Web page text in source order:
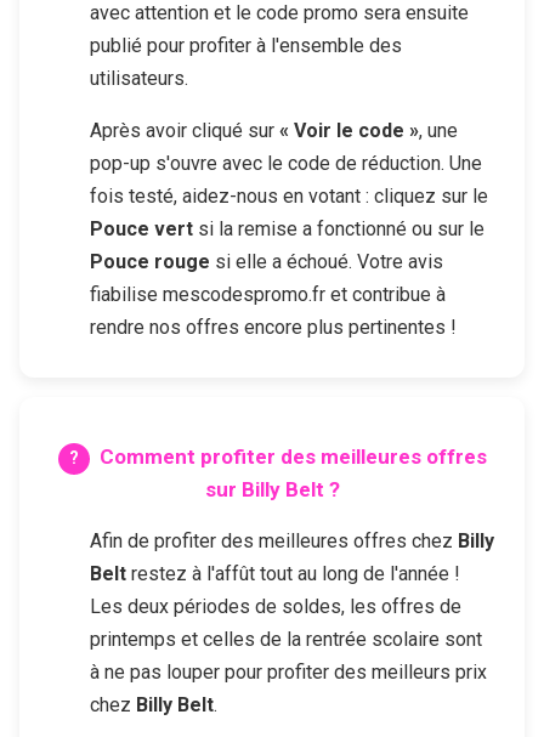
avec attention et le code promo sera ensuite
publié pour profiter à l'ensemble des
utilisateurs.
Après avoir cliqué sur « Voir le code », une
pop-up s'ouvre avec le code de réduction. Une
fois testé, aidez-nous en votant : cliquez sur le
Pouce vert si la remise a fonctionné ou sur le
Pouce rouge si elle a échoué. Votre avis
fiabilise mescodespromo.fr et contribue à
rendre nos offres encore plus pertinentes !
Comment profiter des meilleures offres
sur Billy Belt ?
Afin de profiter des meilleures offres chez Billy
Belt restez à l'affût tout au long de l'année !
Les deux périodes de soldes, les offres de
printemps et celles de la rentrée scolaire sont
à ne pas louper pour profiter des meilleurs prix
chez Billy Belt.